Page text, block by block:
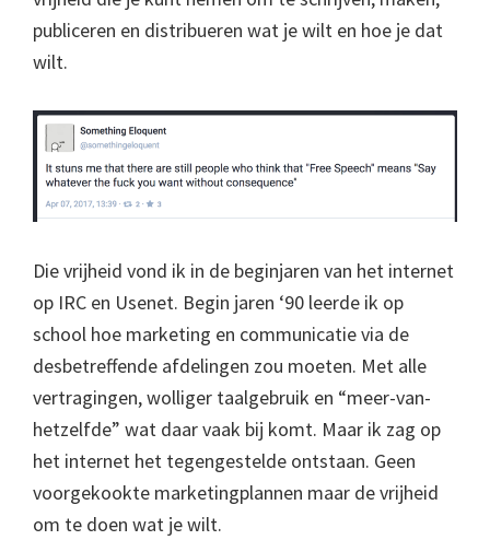
publiceren en distribueren wat je wilt en hoe je dat
wilt.
Die vrijheid vond ik in de beginjaren van het internet
op IRC en Usenet. Begin jaren ‘90 leerde ik op
school hoe marketing en communicatie via de
desbetreffende afdelingen zou moeten. Met alle
vertragingen, wolliger taalgebruik en “meer-van-
hetzelfde” wat daar vaak bij komt. Maar ik zag op
het internet het tegengestelde ontstaan. Geen
voorgekookte marketingplannen maar de vrijheid
om te doen wat je wilt.